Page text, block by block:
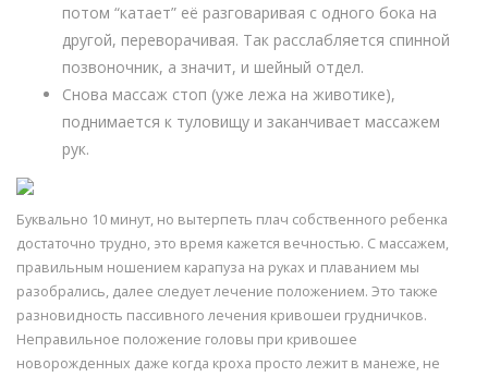
потом “катает” её разговаривая с одного бока на
другой, переворачивая. Так расслабляется спинной
позвоночник, а значит, и шейный отдел.
Снова массаж стоп (уже лежа на животике),
поднимается к туловищу и заканчивает массажем
рук.
Буквально 10 минут, но вытерпеть плач собственного ребенка
достаточно трудно, это время кажется вечностью. С массажем,
правильным ношением карапуза на руках и плаванием мы
разобрались, далее следует лечение положением. Это также
разновидность пассивного лечения кривошеи грудничков.
Неправильное положение головы при кривошее
новорожденных даже когда кроха просто лежит в манеже, не